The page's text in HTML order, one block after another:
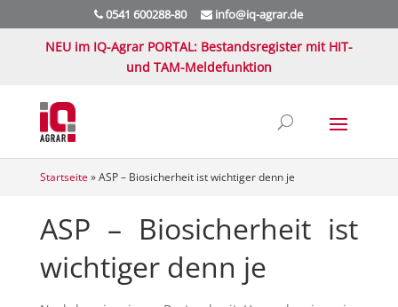
0541 600288-80 info@iq-agrar.de
NEU im IQ-Agrar PORTAL: Bestandsregister mit HIT-
und TAM-Meldefunktion
Startseite »ASP – Biosicherheit ist wichtiger denn je
ASP – Biosicherheit ist
wichtiger denn je